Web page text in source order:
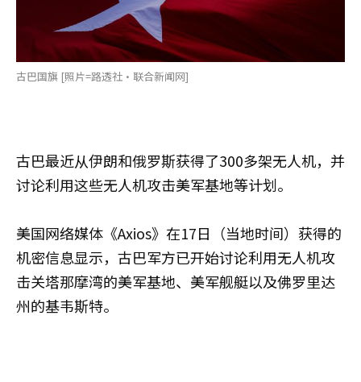
古巴国旗 [照片=路透社·联合新闻网]
古巴最近从伊朗和俄罗斯获得了300多架无人机，并
讨论利用这些无人机攻击美军基地等计划。
美国网络媒体《Axios》在17日（当地时间）获得的
机密信息显示，古巴军方已开始讨论利用无人机攻
击关塔那摩湾的美军基地、美军舰艇以及佛罗里达
州的基韦斯特。